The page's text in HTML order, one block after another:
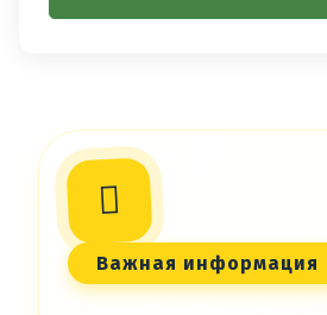
Важная информация